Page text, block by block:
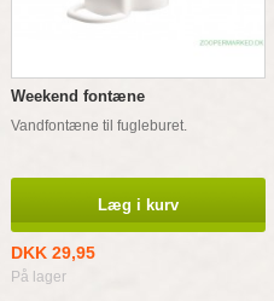
Weekend fontæne
Vandfontæne til fugleburet.
Læg i kurv
DKK 29,95
På lager